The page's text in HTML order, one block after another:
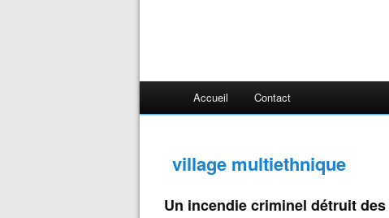
Accueil Contact
village multiethnique
Un incendie criminel détruit